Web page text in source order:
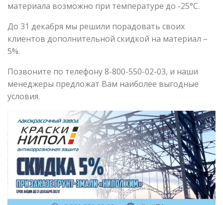
материала возможно при температуре до -25°С.
До 31 декабря мы решили порадовать своих
клиентов дополнительной скидкой на материал –
5%.
Позвоните по телефону 8-800-550-02-03, и наши
менеджеры предложат Вам наиболее выгодные
условия.